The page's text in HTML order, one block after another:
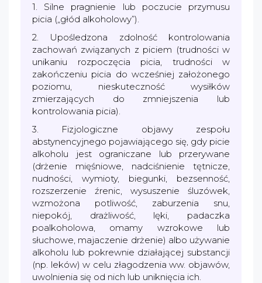
1. Silne pragnienie lub poczucie przymusu
picia („głód alkoholowy”).
2. Upośledzona zdolność kontrolowania
zachowań związanych z piciem (trudności w
unikaniu rozpoczęcia picia, trudności w
zakończeniu picia do wcześniej założonego
poziomu, nieskuteczność wysiłków
zmierzających do zmniejszenia lub
kontrolowania picia).
3. Fizjologiczne objawy zespołu
abstynencyjnego pojawiającego się, gdy picie
alkoholu jest ograniczane lub przerywane
(drżenie mięśniowe, nadciśnienie tętnicze,
nudności, wymioty, biegunki, bezsenność,
rozszerzenie źrenic, wysuszenie śluzówek,
wzmożona potliwość, zaburzenia snu,
niepokój, drażliwość, lęki, padaczka
poalkoholowa, omamy wzrokowe lub
słuchowe, majaczenie drżenie) albo używanie
alkoholu lub pokrewnie działającej substancji
(np. leków) w celu złagodzenia ww. objawów,
uwolnienia się od nich lub uniknięcia ich.